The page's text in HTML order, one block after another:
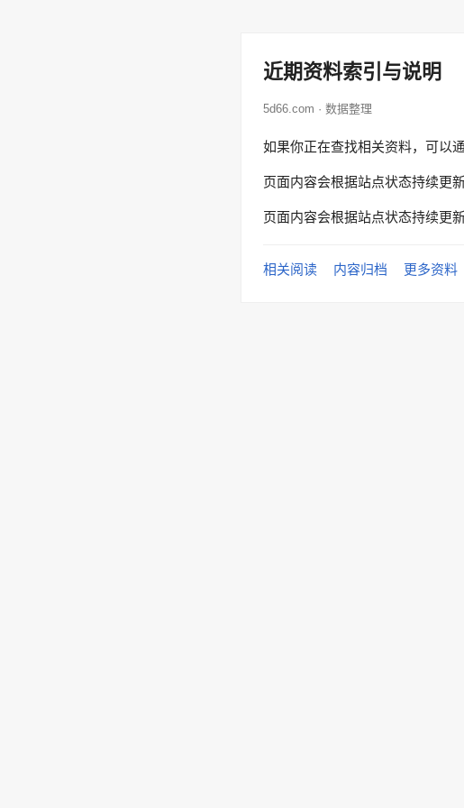
近期资料索引与说明
5d66.com · 数据整理
如果你正在查找相关资料，可以
页面内容会根据站点状态持续更
页面内容会根据站点状态持续更
相关阅读 内容归档 更多资料